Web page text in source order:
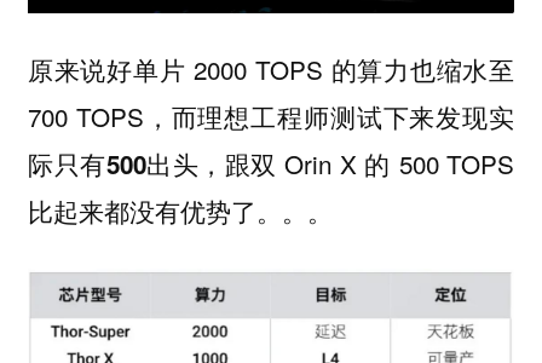
原来说好单片 2000 TOPS 的算力也缩水至
700 TOPS，而理想工程师测试下来发现实
际只有500出头，跟双 Orin X 的 500 TOPS
比起来都没有优势了。。。